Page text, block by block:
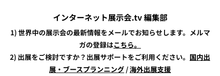
インターネット展示会.tv 編集部
1) 世界中の展示会の最新情報をメールでお知らせします。メルマ
ガの登録はこちら。
2) 出展をご検討ですか？出展サポートをご利用ください。 国内出
展・ブースプランニング /海外出展支援